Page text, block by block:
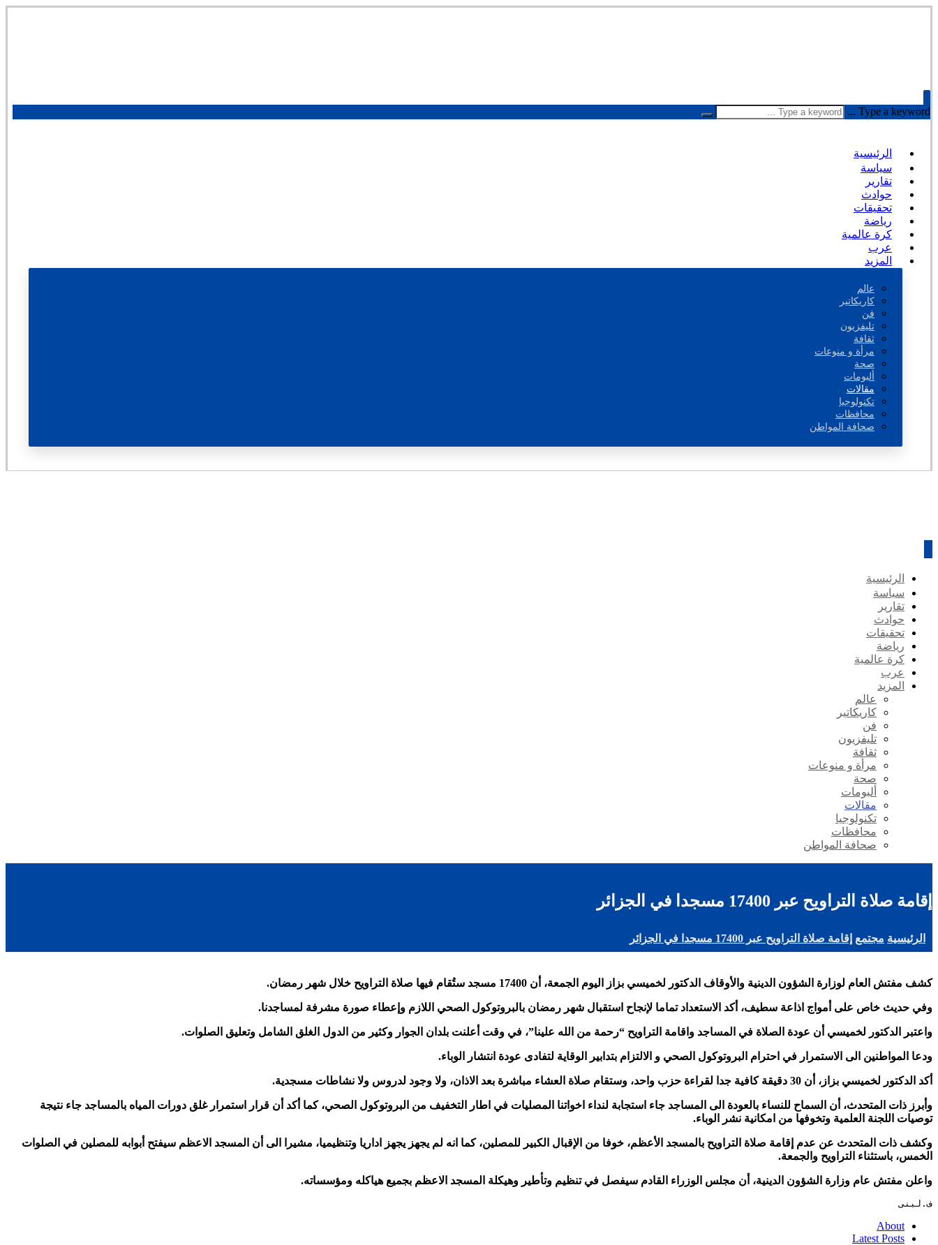
Type a keyword ...
الرئيسية
سياسة
تقارير
حوادث
تحقيقات
رياضة
كرة عالمية
عرب
المزيد
عالم
كاريكاتير
فن
تليفزيون
ثقافة
مرأة و منوعات
صحة
ألبومات
مقالات
تكنولوجيا
محافظات
صحافة المواطن
الرئيسية
سياسة
تقارير
حوادث
تحقيقات
رياضة
كرة عالمية
عرب
المزيد
عالم
كاريكاتير
فن
تليفزيون
ثقافة
مرأة و منوعات
صحة
ألبومات
مقالات
تكنولوجيا
محافظات
صحافة المواطن
إقامة صلاة التراويح عبر 17400 مسجدا في الجزائر
الرئيسية مجتمع إقامة صلاة التراويح عبر 17400 مسجدا في الجزائر
كشف مفتش العام لوزارة الشؤون الدينية والأوقاف الدكتور لخميسي بزاز اليوم الجمعة، أن 17400 مسجد ستُقام فيها صلاة التراويح خلال شهر رمضان.
وفي حديث خاص على أمواج اذاعة سطيف، أكد الاستعداد تماما لإنجاح استقبال شهر رمضان بالبروتوكول الصحي اللازم وإعطاء صورة مشرفة لمساجدنا.
واعتبر الدكتور لخميسي أن عودة الصلاة في المساجد واقامة التراويح “رحمة من الله علينا”، في وقت أعلنت بلدان الجوار وكثير من الدول الغلق الشامل وتعليق الصلوات.
ودعا المواطنين الى الاستمرار في احترام البروتوكول الصحي و الالتزام بتدابير الوقاية لتفادى عودة انتشار الوباء.
أكد الدكتور لخميسي بزاز، أن 30 دقيقة كافية جدا لقراءة حزب واحد، وستقام صلاة العشاء مباشرة بعد الاذان، ولا وجود لدروس ولا نشاطات مسجدية.
وأبرز ذات المتحدث، أن السماح للنساء بالعودة الى المساجد جاء استجابة لنداء اخواتنا المصليات في اطار التخفيف من البروتوكول الصحي، كما أكد أن قرار استمرار غلق دورات المياه بالمساجد جاء نتيجة
توصيات اللجنة العلمية وتخوفها من امكانية نشر الوباء.
وكشف ذات المتحدث عن عدم إقامة صلاة التراويح بالمسجد الأعظم، خوفا من الإقبال الكبير للمصلين، كما انه لم يجهز يجهز اداريا وتنظيميا، مشيرا الى أن المسجد الاعظم سيفتح أبوابه للمصلين في الصلوات
الخمس، باستثناء التراويح والجمعة.
واعلن مفتش عام وزارة الشؤون الدينية، أن مجلس الوزراء القادم سيفصل في تنظيم وتأطير وهيكلة المسجد الاعظم بجميع هياكله ومؤسساته.
ف.لبنى
About
Latest Posts